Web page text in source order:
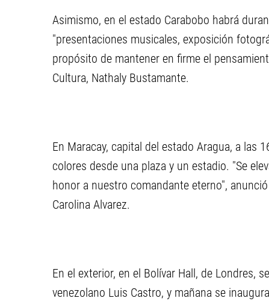
Asimismo, en el estado Carabobo habrá
"presentaciones musicales, exposición
propósito de mantener en firme el
Cultura, Nathaly Bustamante.
En Maracay, capital del estado Aragua, a las
colores desde una plaza y un estadio. "Se
honor a nuestro comandante eterno",
Carolina Alvarez.
En el exterior, en el Bolívar Hall, de Londres,
venezolano Luis Castro, y mañana se